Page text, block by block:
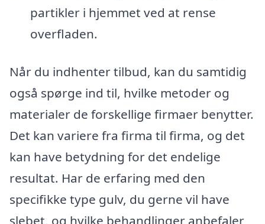
partikler i hjemmet ved at rense
overfladen.
Når du indhenter tilbud, kan du samtidig
også spørge ind til, hvilke metoder og
materialer de forskellige firmaer benytter.
Det kan variere fra firma til firma, og det
kan have betydning for det endelige
resultat. Har de erfaring med den
specifikke type gulv, du gerne vil have
slebet, og hvilke behandlinger anbefaler